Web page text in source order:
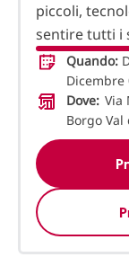
piccoli,
sentire tutti i
Quando:
Dicembre
Dove: Via
Borgo Val